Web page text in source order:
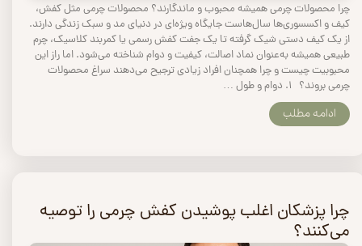
چرا محصولات چرمی همیشه محبوب و ماندگارند؟ محصولات چرمی مثل کفش،
کیف و اکسسوری‌ها سال‌هاست جایگاه ویژه‌ای در دنیای مد و سبک زندگی دارند.
از یک کیف دستی شیک گرفته تا یک جفت کفش رسمی یا کمربند کلاسیک، چرم
طبیعی همیشه به‌عنوان نماد اصالت، کیفیت و دوام شناخته می‌شود. اما راز این
محبوبیت چیست و چرا همچنان افراد زیادی ترجیح می‌دهند سراغ محصولات
چرمی بروند؟ ۱. دوام و طول …
ادامه مطلب
چرا پزشکان اغلب پوشیدن کفش چرمی را توصیه
می‌کنند؟